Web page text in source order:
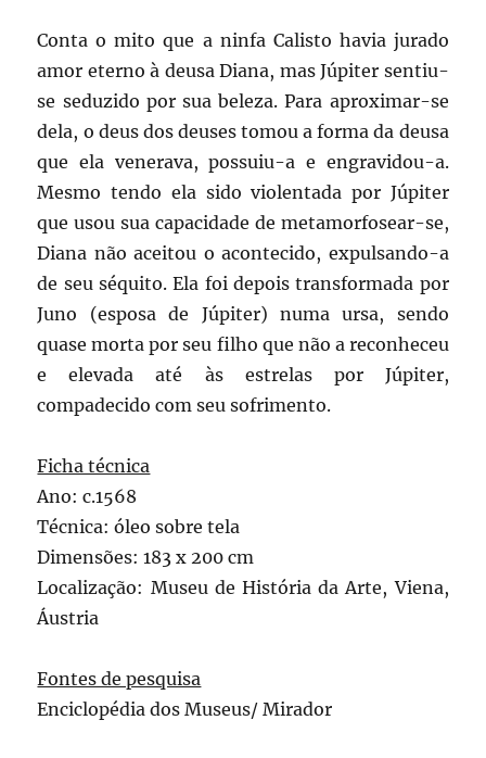
Conta o mito que a ninfa Calisto havia jurado
amor eterno à deusa Diana, mas Júpiter sentiu-
se seduzido por sua beleza. Para aproximar-se
dela, o deus dos deuses tomou a forma da deusa
que ela venerava, possuiu-a e engravidou-a.
Mesmo tendo ela sido violentada por Júpiter
que usou sua capacidade de metamorfosear-se,
Diana não aceitou o acontecido, expulsando-a
de seu séquito. Ela foi depois transformada por
Juno (esposa de Júpiter) numa ursa, sendo
quase morta por seu filho que não a reconheceu
e elevada até às estrelas por Júpiter,
compadecido com seu sofrimento.
Ficha técnica
Ano: c.1568
Técnica: óleo sobre tela
Dimensões: 183 x 200 cm
Localização: Museu de História da Arte, Viena,
Áustria
Fontes de pesquisa
Enciclopédia dos Museus/ Mirador